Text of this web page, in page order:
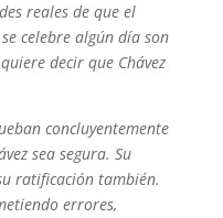
reales de que el
celebre algún día son
decir que Chávez
concluyentemente
sea segura. Su
ratificación también.
errores,